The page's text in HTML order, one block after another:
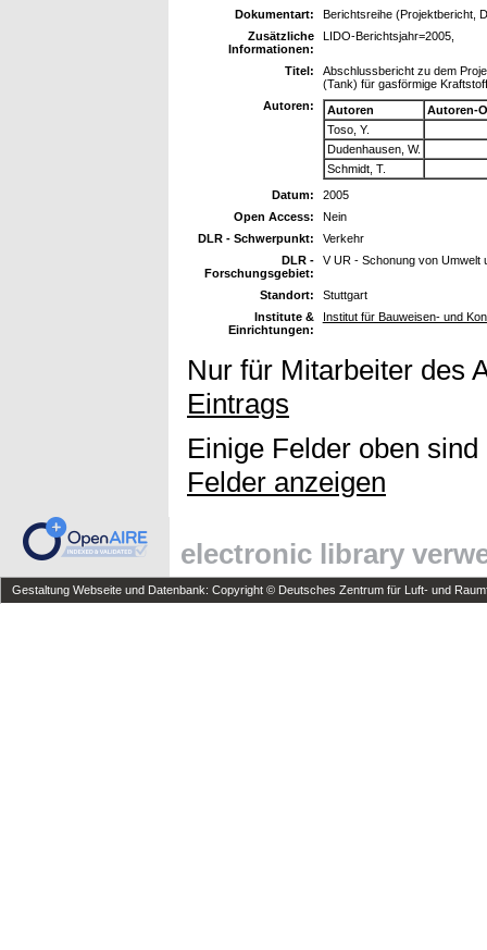
Dokumentart:
Berichtsreihe (Projektbericht,
Zusätzliche
Informationen:
LIDO-Berichtsjahr=2005,
Titel:
Abschlussbericht zu dem
(Tank) für gasförmige
Autoren:
Autoren
Autoren-
Toso, Y.
Dudenhausen, W.
Schmidt, T.
Datum:
2005
Open Access:
Nein
DLR - Schwerpunkt:
Verkehr
DLR -
Forschungsgebiet:
V UR - Schonung von Umwelt
Standort:
Stuttgart
Institute &
Einrichtungen:
Institut für Bauweisen- und
Nur für Mitarbeiter des
Eintrags
Einige Felder oben
Felder anzeigen
electronic library
Gestaltung Webseite und Datenbank: Copyright © Deutsches Zentrum für Luft- und